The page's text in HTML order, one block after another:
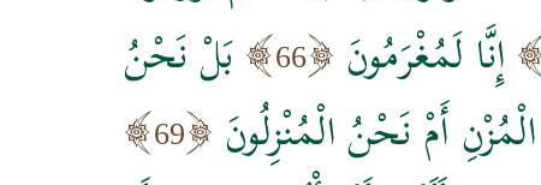
إِنَّا لَمُغْرَمُونَ 66
بَلْ نَحْنُ
الْمُزْنِ أَمْ نَحْنُ الْمُنْزِلُونَ 69